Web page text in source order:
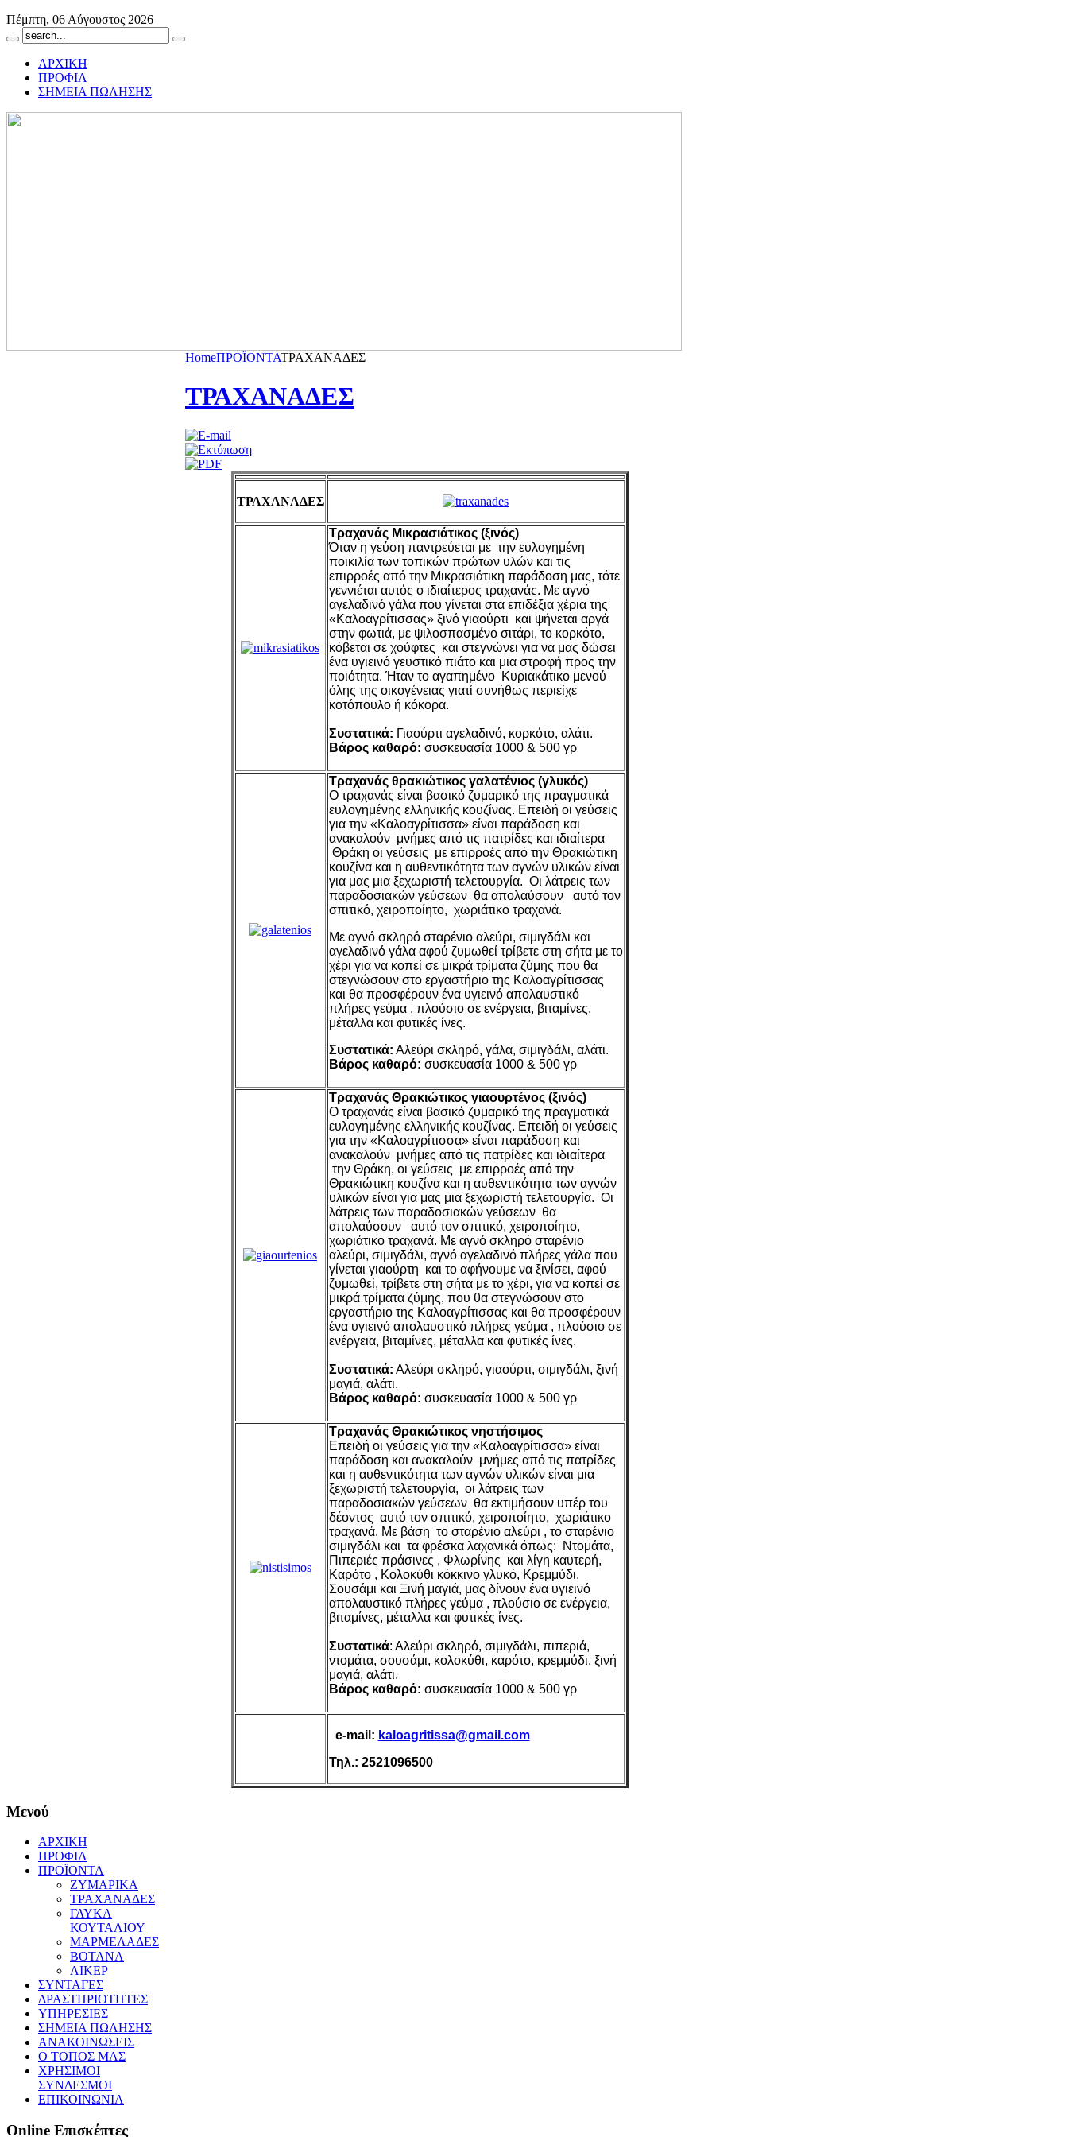
Πέμπτη, 06 Αύγουστος 2026
ΑΡΧΙΚΗ
ΠΡΟΦΙΛ
ΣΗΜΕΙΑ ΠΩΛΗΣΗΣ
HomeΠΡΟΪΟΝΤΑΤΡΑΧΑΝΑΔΕΣ
ΤΡΑΧΑΝΑΔΕΣ
ΤΡΑΧΑΝΑΔΕΣ
Τραχανάς Μικρασιάτικος (ξινός)
Όταν η γεύση παντρεύεται με την ευλογημένη
ποικιλία των τοπικών πρώτων υλών και τις
επιρροές από την Μικρασιάτικη παράδοση μας, τότε
γεννιέται αυτός ο ιδιαίτερος τραχανάς. Με αγνό
αγελαδινό γάλα που γίνεται στα επιδέξια χέρια της
«Καλοαγρίτισσας» ξινό γιαούρτι και ψήνεται αργά
στην φωτιά, με ψιλοσπασμένο σιτάρι, το κορκότο,
κόβεται σε χούφτες και στεγνώνει για να μας δώσει
ένα υγιεινό γευστικό πιάτο και μια στροφή προς την
ποιότητα. Ήταν το αγαπημένο Κυριακάτικο μενού
όλης της οικογένειας γιατί συνήθως περιείχε
κοτόπουλο ή κόκορα.
Συστατικά: Γιαούρτι αγελαδινό, κορκότο, αλάτι.
Βάρος καθαρό: συσκευασία 1000 & 500 γρ
Τραχανάς θρακιώτικοςγαλατένιος (γλυκός)
Ο τραχανάς είναι βασικό ζυμαρικό της πραγματικά
ευλογημένης ελληνικής κουζίνας. Επειδή οι γεύσεις
για την «Καλοαγρίτισσα» είναι παράδοση και
ανακαλούν μνήμες από τις πατρίδες και ιδιαίτερα
Θράκη οι γεύσεις με επιρροές από την Θρακιώτικη
κουζίνα και η αυθεντικότητα των αγνών υλικών είναι
για μας μια ξεχωριστή τελετουργία. Οι λάτρεις των
παραδοσιακών γεύσεων θα απολαύσουν αυτό τον
σπιτικό, χειροποίητο, χωριάτικο τραχανά.
Με αγνό σκληρό σταρένιο αλεύρι, σιμιγδάλι και
αγελαδινό γάλα αφού ζυμωθεί τρίβετε στη σήτα με το
χέρι για να κοπεί σε μικρά τρίματα ζύμης που θα
στεγνώσουν στο εργαστήριο της Καλοαγρίτισσας
και θα προσφέρουν ένα υγιεινό απολαυστικό
πλήρες γεύμα , πλούσιο σε ενέργεια, βιταμίνες,
μέταλλα και φυτικές ίνες.
Συστατικά: Αλεύρι σκληρό, γάλα, σιμιγδάλι, αλάτι.
Βάρος καθαρό: συσκευασία 1000 & 500 γρ
Τραχανάς Θρακιώτικος γιαουρτένος (ξινός)
Ο τραχανάς είναι βασικό ζυμαρικό της πραγματικά
ευλογημένης ελληνικής κουζίνας. Επειδή οι γεύσεις
για την «Καλοαγρίτισσα» είναι παράδοση και
ανακαλούν μνήμες από τις πατρίδες και ιδιαίτερα
την Θράκη, οι γεύσεις με επιρροές από την
Θρακιώτικη κουζίνα και η αυθεντικότητα των αγνών
υλικών είναι για μας μια ξεχωριστή τελετουργία. Οι
λάτρεις των παραδοσιακών γεύσεων θα
απολαύσουν αυτό τον σπιτικό, χειροποίητο,
χωριάτικο τραχανά. Με αγνό σκληρό σταρένιο
αλεύρι, σιμιγδάλι, αγνό αγελαδινό πλήρες γάλα που
γίνεται γιαούρτη και το αφήνουμε να ξινίσει, αφού
ζυμωθεί, τρίβετε στη σήτα με το χέρι, για να κοπεί σε
μικρά τρίματα ζύμης, που θα στεγνώσουν στο
εργαστήριο της Καλοαγρίτισσας και θα προσφέρουν
ένα υγιεινό απολαυστικό πλήρες γεύμα , πλούσιο σε
ενέργεια, βιταμίνες, μέταλλα και φυτικές ίνες.
Συστατικά: Αλεύρι σκληρό, γιαούρτι, σιμιγδάλι, ξινή
μαγιά, αλάτι.
Βάρος καθαρό: συσκευασία 1000 & 500 γρ
Τραχανάς Θρακιώτικος νηστήσιμος
Επειδή οι γεύσεις για την «Καλοαγρίτισσα» είναι
παράδοση και ανακαλούν μνήμες από τις πατρίδες
και η αυθεντικότητα των αγνών υλικών είναι μια
ξεχωριστή τελετουργία, οι λάτρεις των
παραδοσιακών γεύσεων θα εκτιμήσουν υπέρ του
δέοντος αυτό τον σπιτικό, χειροποίητο, χωριάτικο
τραχανά. Με βάση το σταρένιο αλεύρι , το σταρένιο
σιμιγδάλι και τα φρέσκα λαχανικά όπως: Ντομάτα,
Πιπεριές πράσινες , Φλωρίνης και λίγη καυτερή,
Καρότο , Κολοκύθι κόκκινο γλυκό, Κρεμμύδι,
Σουσάμι και Ξινή μαγιά, μας δίνουν ένα υγιεινό
απολαυστικό πλήρες γεύμα , πλούσιο σε ενέργεια,
βιταμίνες, μέταλλα και φυτικές ίνες.
Συστατικά: Αλεύρι σκληρό, σιμιγδάλι, πιπεριά,
ντομάτα, σουσάμι, κολοκύθι, καρότο, κρεμμύδι, ξινή
μαγιά, αλάτι.
Βάρος καθαρό: συσκευασία 1000 & 500 γρ
e-mail: kaloagritissa@gmail.com
Τηλ.: 2521096500
Μενού
ΑΡΧΙΚΗ
ΠΡΟΦΙΛ
ΠΡΟΪΟΝΤΑ
ΖΥΜΑΡΙΚΑ
ΤΡΑΧΑΝΑΔΕΣ
ΓΛΥΚΑ
ΚΟΥΤΑΛΙΟΥ
ΜΑΡΜΕΛΑΔΕΣ
ΒΟΤΑΝΑ
ΛΙΚΕΡ
ΣΥΝΤΑΓΕΣ
ΔΡΑΣΤΗΡΙΟΤΗΤΕΣ
ΥΠΗΡΕΣΙΕΣ
ΣΗΜΕΙΑ ΠΩΛΗΣΗΣ
ΑΝΑΚΟΙΝΩΣΕΙΣ
Ο ΤΟΠΟΣ ΜΑΣ
ΧΡΗΣΙΜΟΙ
ΣΥΝΔΕΣΜΟΙ
ΕΠΙΚΟΙΝΩΝΙΑ
Online Επισκέπτες